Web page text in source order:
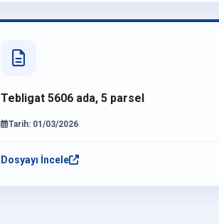
Tebligat 5606 ada, 5 parsel
Tarih: 01/03/2026
Dosyayı İncele